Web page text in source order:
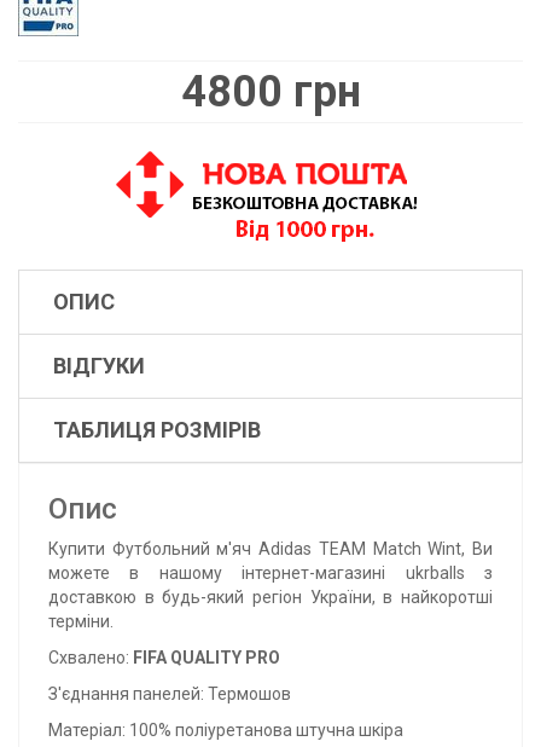
4800 грн
ОПИС
ВІДГУКИ
ТАБЛИЦЯ РОЗМІРІВ
Опис
Купити Футбольний м'яч Adidas TEAM Match Wint, Ви
можете в нашому інтернет-магазині ukrballs з
доставкою в будь-який регіон України, в найкоротші
терміни.
Схвалено: FIFA QUALITY PRO
З'єднання панелей: Термошов
Матеріал: 100% поліуретанова штучна шкіра